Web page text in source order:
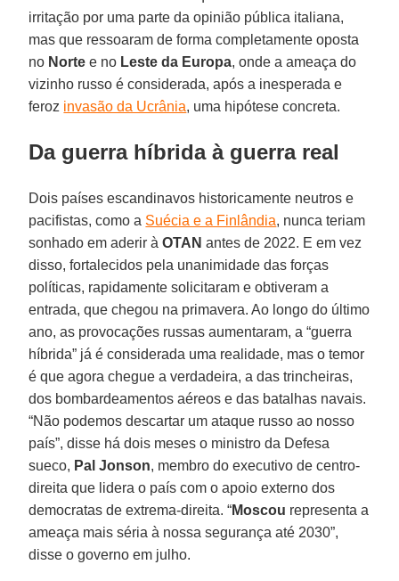
irritação por uma parte da opinião pública italiana,
mas que ressoaram de forma completamente oposta
no Norte e no Leste da Europa, onde a ameaça do
vizinho russo é considerada, após a inesperada e
feroz invasão da Ucrânia, uma hipótese concreta.
Da guerra híbrida à guerra real
Dois países escandinavos historicamente neutros e
pacifistas, como a Suécia e a Finlândia, nunca teriam
sonhado em aderir àOTAN antes de 2022. E em vez
disso, fortalecidos pela unanimidade das forças
políticas, rapidamente solicitaram e obtiveram a
entrada, que chegou na primavera. Ao longo do último
ano, as provocações russas aumentaram, a “guerra
híbrida” já é considerada uma realidade, mas o temor
é que agora chegue a verdadeira, a das trincheiras,
dos bombardeamentos aéreos e das batalhas navais.
“Não podemos descartar um ataque russo ao nosso
país”, disse há dois meses o ministro da Defesa
sueco, Pal Jonson, membro do executivo de centro-
direita que lidera o país com o apoio externo dos
democratas de extrema-direita. “Moscou representa a
ameaça mais séria à nossa segurança até 2030”,
disse o governo em julho.